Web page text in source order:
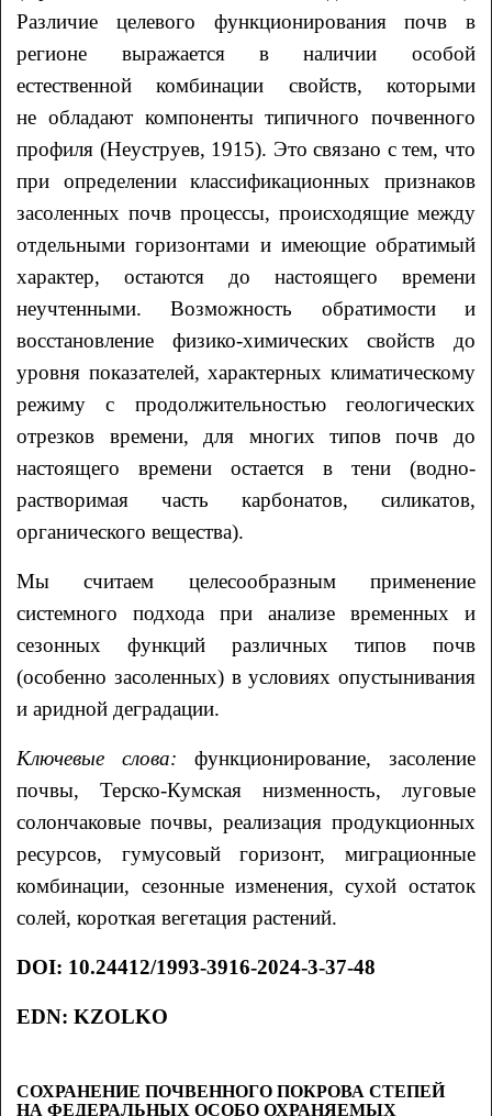
Различие целевого функционирования почв в
регионе выражается в наличии особой
естественной комбинации свойств, которыми
не обладают компоненты типичного почвенного
профиля (Неуструев, 1915). Это связано с тем, что
при определении классификационных признаков
засоленных почв процессы, происходящие между
отдельными горизонтами и имеющие обратимый
характер, остаются до настоящего времени
неучтенными. Возможность обратимости и
восстановление физико-химических свойств до
уровня показателей, характерных климатическому
режиму с продолжительностью геологических
отрезков времени, для многих типов почв до
настоящего времени остается в тени (водно-
растворимая часть карбонатов, силикатов,
органического вещества).
Мы считаем целесообразным применение
системного подхода при анализе временных и
сезонных функций различных типов почв
(особенно засоленных) в условиях опустынивания
и аридной деградации.
Ключевые слова: функционирование, засоление
почвы, Терско-Кумская низменность, луговые
солончаковые почвы, реализация продукционных
ресурсов, гумусовый горизонт, миграционные
комбинации, сезонные изменения, сухой остаток
солей, короткая вегетация растений.
DOI: 10.24412/1993-3916-2024-3-37-48
EDN: KZOLKO
СОХРАНЕНИЕ ПОЧВЕННОГО ПОКРОВА СТЕПЕЙ
НА ФЕДЕРАЛЬНЫХ ОСОБО ОХРАНЯЕМЫХ